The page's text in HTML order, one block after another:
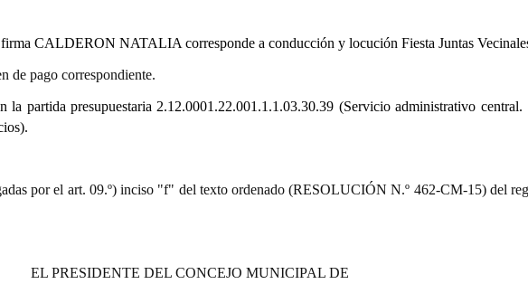
CALDERON NATALIA corresponde a conducción y locución Fiesta Juntas
de pago correspondiente.
la partida presupuestaria 2.12.0001.22.001.1.1.03.30.39 (Servicio administrativo central.
por el art. 09.º) inciso "f" del texto ordenado (RESOLUCIÓN N.º 462-CM-15) del
EL PRESIDENTE DEL CONCEJO MUNICIPAL DE